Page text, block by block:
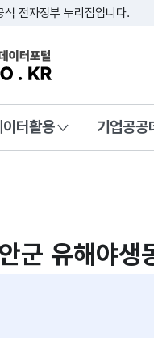
전자정부 누리집입니다.
데이터포털
이터활용 기업공공
군 유해야생